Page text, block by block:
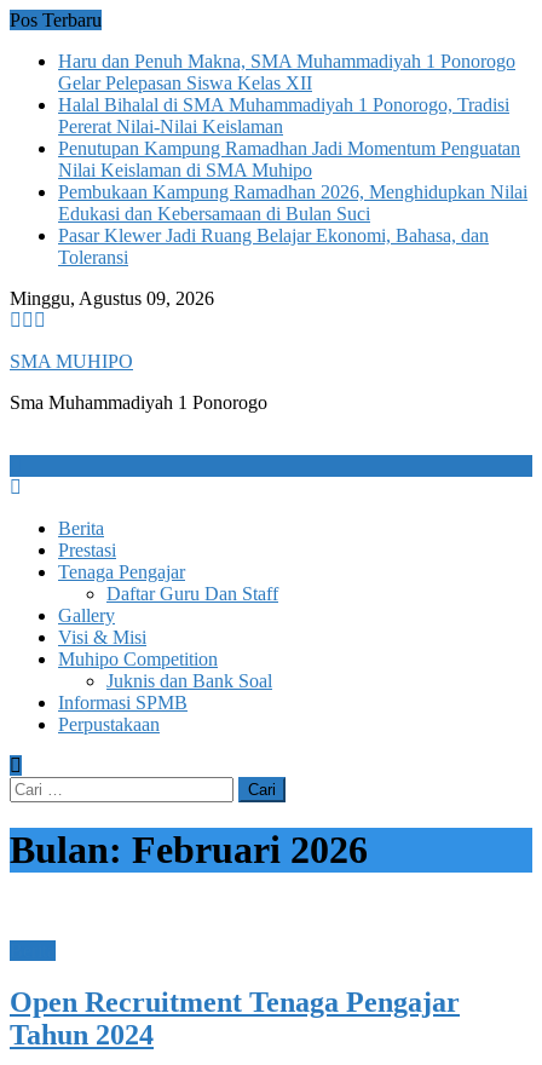
Skip
content
Pos Terbaru
Haru dan Penuh Makna, SMA Muhammadiyah 1 Ponorogo
Gelar Pelepasan Siswa Kelas XII
Halal Bihalal di SMA Muhammadiyah 1 Ponorogo, Tradisi
Pererat Nilai-Nilai Keislaman
Penutupan Kampung Ramadhan Jadi Momentum Penguatan
Nilai Keislaman di SMA Muhipo
Pembukaan Kampung Ramadhan 2026, Menghidupkan Nilai
Edukasi dan Kebersamaan di Bulan Suci
Pasar Klewer Jadi Ruang Belajar Ekonomi, Bahasa, dan
Toleransi
Minggu, Agustus 09, 2026
SMA MUHIPO
Sma Muhammadiyah 1 Ponorogo
Berita
Prestasi
Tenaga Pengajar
Daftar Guru Dan Staff
Gallery
Visi & Misi
Muhipo Competition
Juknis dan Bank Soal
Informasi SPMB
Perpustakaan
Cari
untuk:
Bulan: Februari 2026
Open Recruitment Tenaga Pengajar
Tahun 2024